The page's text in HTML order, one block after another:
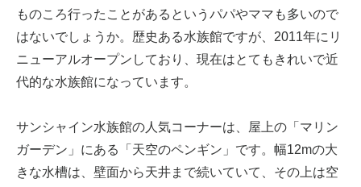
ものころ行ったことがあるというパパやママも多いので
はないでしょうか。歴史ある水族館ですが、2011年にリ
ニューアルオープンしており、現在はとてもきれいで近
代的な水族館になっています。
サンシャイン水族館の人気コーナーは、屋上の「マリン
ガーデン」にある「天空のペンギン」です。幅12mの大
きな水槽は、壁面から天井まで続いていて、その上は空